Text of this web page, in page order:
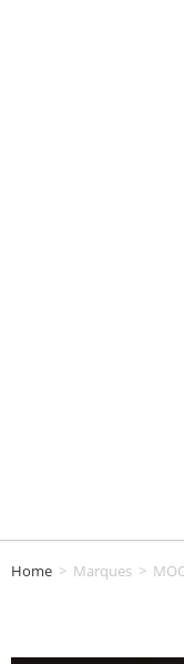
Home > Marques >